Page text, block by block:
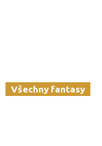
Všechny fantasy